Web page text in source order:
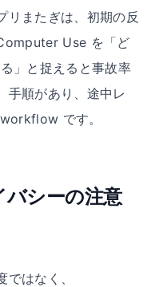
リまたぎは、初期の反
Use を「ど
」と捉えると事故率
手順があり、途中レ
です。
バシーの注意
ではなく、